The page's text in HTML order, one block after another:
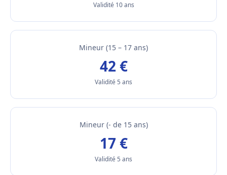
Validité 10 ans
Mineur (15 – 17 ans)
42 €
Validité 5 ans
Mineur (- de 15 ans)
17 €
Validité 5 ans